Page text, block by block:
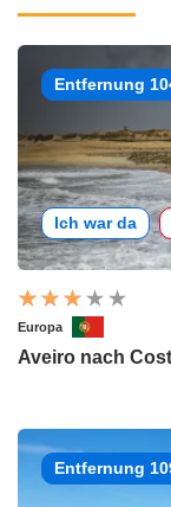
Entfernung
Ich war da
Europa
Aveiro nach
Entfernung